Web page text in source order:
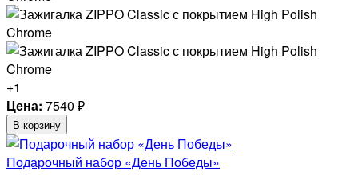
+1
Цена: 7540 ₽
В корзину
Подарочный набор «День Победы»